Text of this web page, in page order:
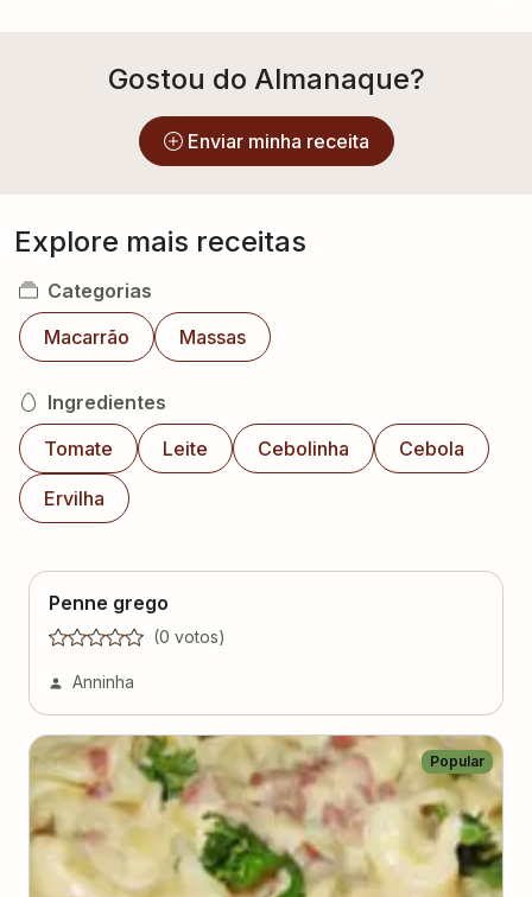
Gostou do Almanaque?
Enviar minha receita
Explore mais receitas
Categorias
Macarrão
Massas
Ingredientes
Tomate
Leite Cebolinha Cebola
Ervilha
Penne grego
(0 votos)
Anninha
Popular